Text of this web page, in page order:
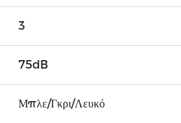
3
75dB
Μπλε/Γκρι/Λευκό